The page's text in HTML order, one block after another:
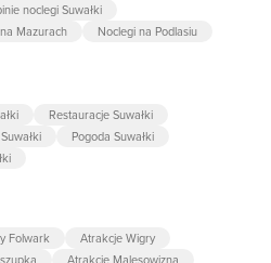
noclegi Suwałki
Mazurach
Noclegi na Podlasiu
Restauracje Suwałki
Pogoda Suwałki
Folwark
Atrakcje Wigry